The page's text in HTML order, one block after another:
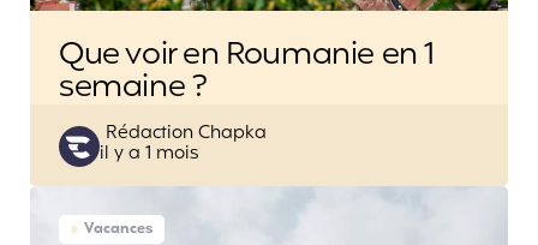
Que voir en Roumanie en 1
semaine ?
Posted
by
Rédaction Chapka
il y a 1 mois
Vacances